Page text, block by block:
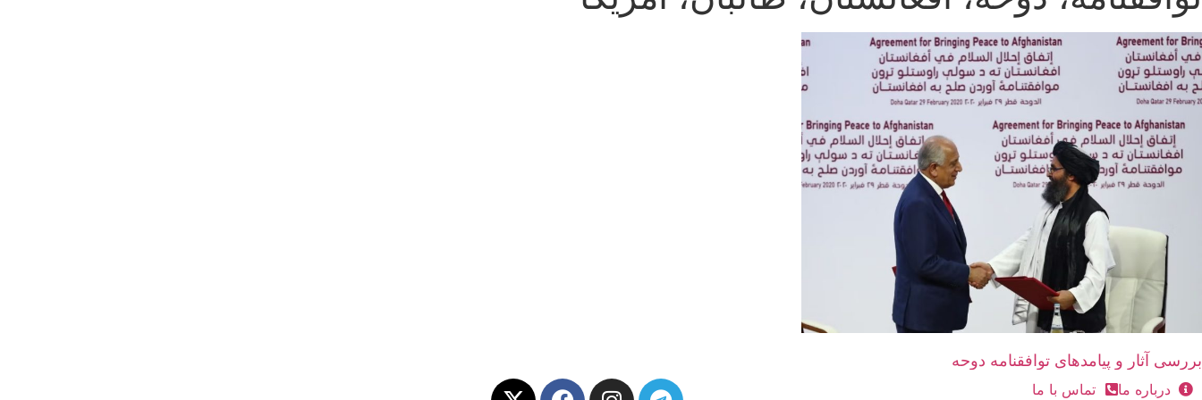
بررسی آثار و پیامدهای توافقنامه دوحه
درباره ما تماس با ما